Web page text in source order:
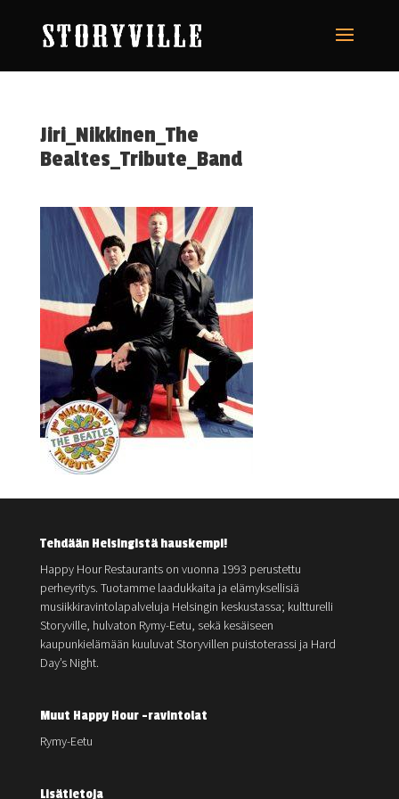
Jiri_Nikkinen_The
Bealtes_Tribute_Band
Tehdään Helsingistä hauskempi!
Happy Hour Restaurants on vuonna 1993 perustettu
perheyritys. Tuotamme laadukkaita ja elämyksellisiä
musiikkiravintolapalveluja Helsingin keskustassa; kultturelli
Storyville, hulvaton Rymy-Eetu, sekä kesäiseen
kaupunkielämään kuuluvat Storyvillen puistoterassi ja Hard
Day’s Night.
Muut Happy Hour -ravintolat
Rymy-Eetu
Lisätietoja